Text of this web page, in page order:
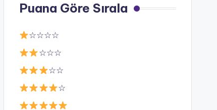
Puana Göre Sırala
☆☆☆☆
☆☆☆
☆☆
☆